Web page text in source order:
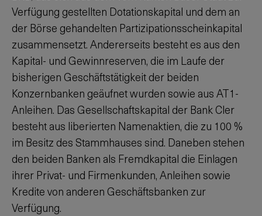
Verfügung gestellten Dotationskapital und dem an
der Börse gehandelten Partizipationsscheinkapital
zusammensetzt. Andererseits besteht es aus den
Kapital- und Gewinnreserven, die im Laufe der
bisherigen Geschäftstätigkeit der beiden
Konzernbanken geäufnet wurden sowie aus AT1-
Anleihen. Das Gesellschaftskapital der Bank Cler
besteht aus liberierten Namenaktien, die zu 100 %
im Besitz des Stammhauses sind. Daneben stehen
den beiden Banken als Fremdkapital die Einlagen
ihrer Privat- und Firmenkunden, Anleihen sowie
Kredite von anderen Geschäftsbanken zur
Verfügung.